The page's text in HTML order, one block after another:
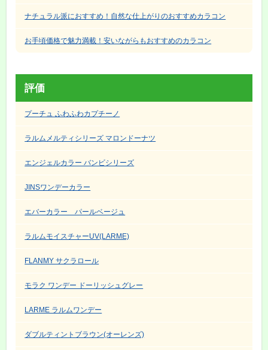
ナチュラル派におすすめ！自然な仕上がりのおすすめカラコン
お手頃価格で魅力満載！安いながらもおすすめのカラコン
評価
プーチュ ふわふわカプチーノ
ラルムメルティシリーズ マロンドーナツ
エンジェルカラー バンビシリーズ
JINSワンデーカラー
エバーカラー パールベージュ
ラルムモイスチャーUV(LARME)
FLANMY サクラロール
モラク ワンデー ドーリッシュグレー
LARME ラルムワンデー
ダブルティントブラウン(オーレンズ)